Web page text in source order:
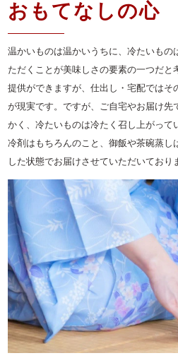
おもてなしの心
温かいものは温かいうちに、冷たいもの
ただくことが美味しさの要素の一つだと
提供ができますが、仕出し・宅配ではそ
が現実です。ですが、ご自宅やお届け先
かく、冷たいものは冷たく召し上がって
冷剤はもちろんのこと、御飯や茶碗蒸し
した状態でお届けさせていただいており